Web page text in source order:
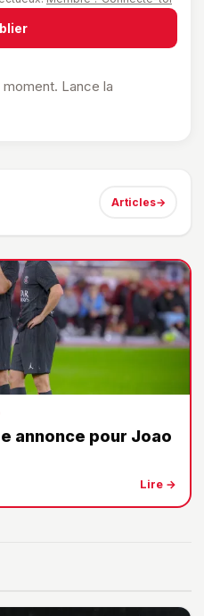
Lance la
Articles→
annonce pour Joao
Lire →